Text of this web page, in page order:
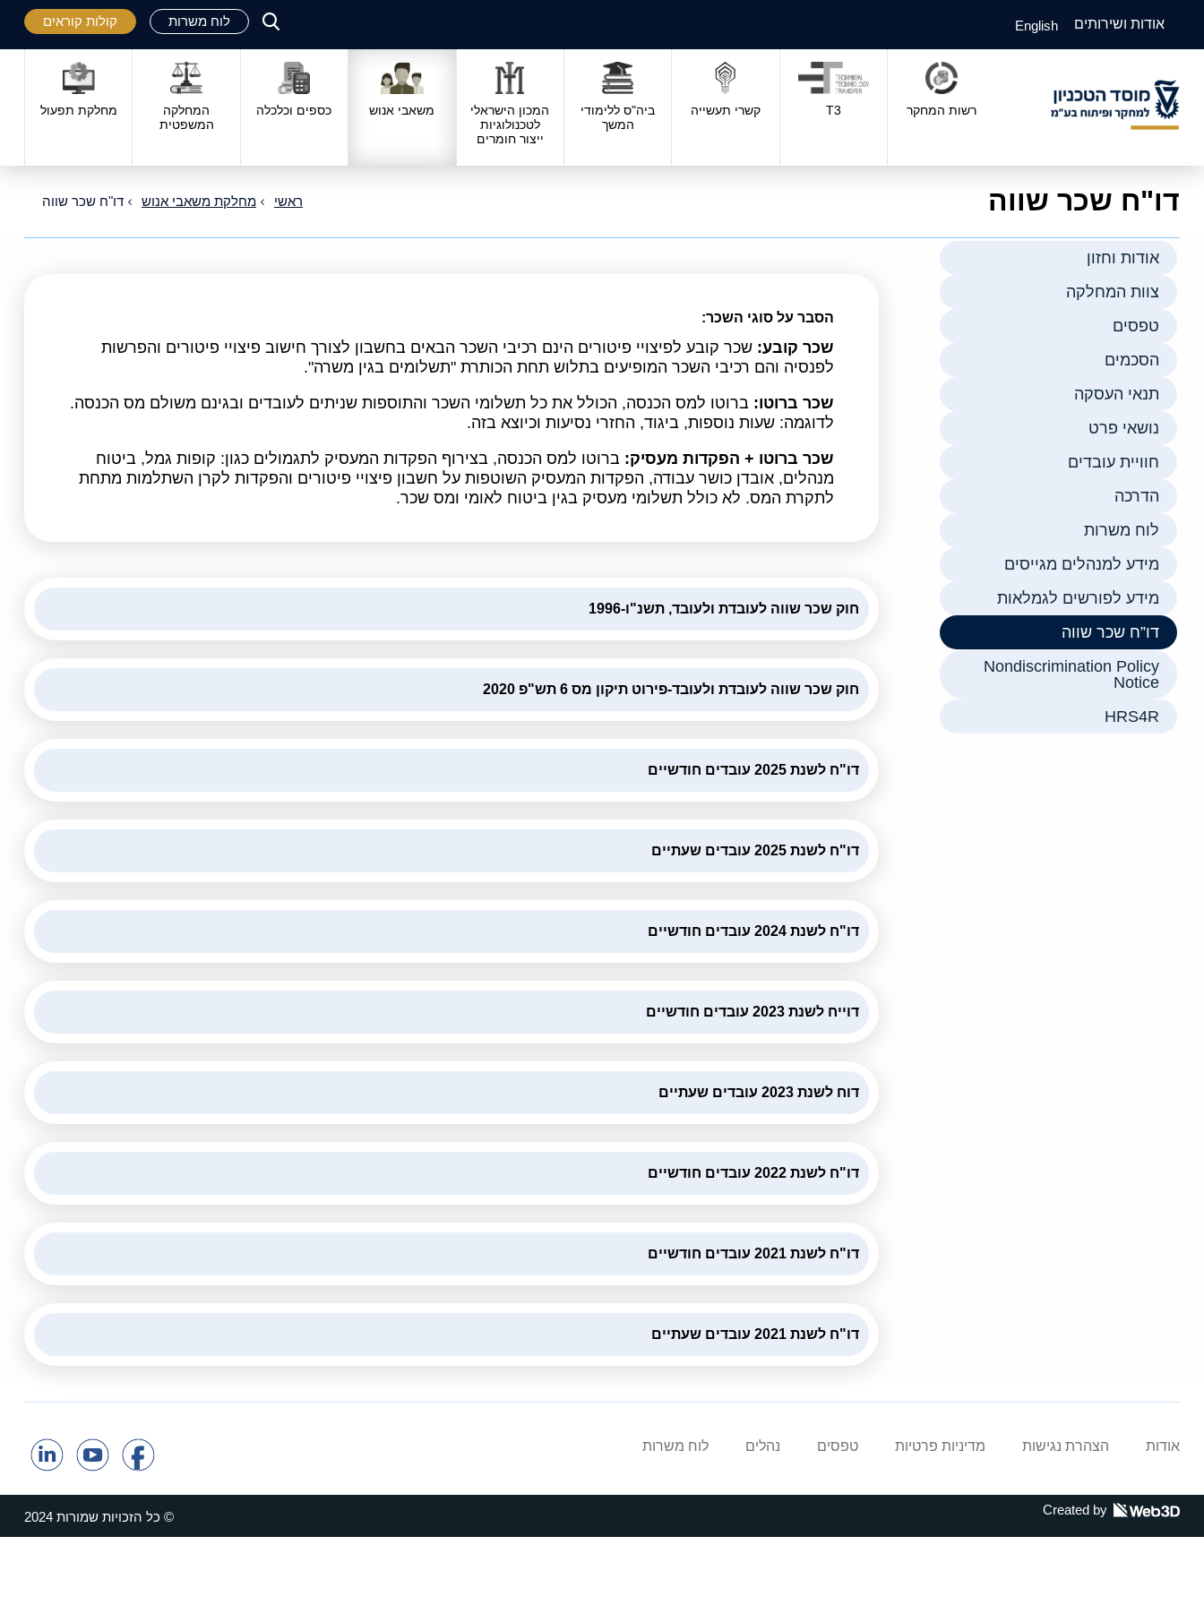
אודות ושירותים English פתח
סגור לוח משרות קולות קוראים
רשות המחקר T3 קשרי תעשייה
ביה"ס ללימודי
המשך
המכון הישראלי
לטכנולוגיות
ייצור חומרים
משאבי אנוש כספים וכלכלה
המחלקה
המשפטית
מחלקת תפעול
דו"ח שכר שווה ראשי מחלקת משאבי אנוש דו"ח שכר שווה
אודות וחזון
צוות המחלקה
טפסים
הסכמים
תנאי העסקה
נושאי פרט
חוויית עובדים
הדרכה
לוח משרות
מידע למנהלים מגייסים
מידע לפורשים לגמלאות
דו”ח שכר שווה
Nondiscrimination Policy
Notice
HRS4R
הסבר על סוגי השכר:
שכר קובע: שכר קובע לפיצויי פיטורים הינם רכיבי השכר הבאים בחשבון לצורך חישוב פיצויי פיטורים והפרשות
לפנסיה והם רכיבי השכר המופיעים בתלוש תחת הכותרת "תשלומים בגין משרה".
שכר ברוטו: ברוטו למס הכנסה, הכולל את כל תשלומי השכר והתוספות שניתים לעובדים ובגינם משולם מס הכנסה.
לדוגמה: שעות נוספות, ביגוד, החזרי נסיעות וכיוצא בזה.
שכר ברוטו + הפקדות מעסיק: ברוטו למס הכנסה, בצירוף הפקדות המעסיק לתגמולים כגון: קופות גמל, ביטוח
מנהלים, אובדן כושר עבודה, הפקדות המעסיק השוטפות על חשבון פיצויי פיטורים והפקדות לקרן השתלמות מתחת
לתקרת המס. לא כולל תשלומי מעסיק בגין ביטוח לאומי ומס שכר.
חוק שכר שווה לעובדת ולעובד, תשנ"ו-1996
חוק שכר שווה לעובדת ולעובד-פירוט תיקון מס 6 תש"פ 2020
דו"ח לשנת 2025 עובדים חודשיים
דו"ח לשנת 2025 עובדים שעתיים
דו"ח לשנת 2024 עובדים חודשיים
דוייח לשנת 2023 עובדים חודשיים
דוח לשנת 2023 עובדים שעתיים
דו"ח לשנת 2022 עובדים חודשיים
דו"ח לשנת 2021 עובדים חודשיים
דו"ח לשנת 2021 עובדים שעתיים
אודות הצהרת נגישות מדיניות פרטיות טפסים נהלים לוח משרות
Created by © כל הזכויות שמורות 2024